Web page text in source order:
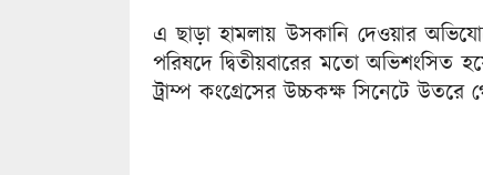
এ ছাড়া হামলায় উসকানি দেওয়ার
পরিষদে দ্বিতীয়বারের মতো
ট্রাম্প কংগ্রেসের উচ্চকক্ষ সিনেটে উতরে